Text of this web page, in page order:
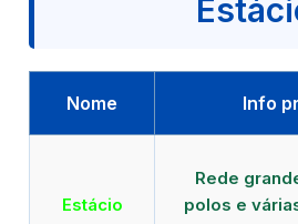
Nome Info
Estácio
Rede
polos e